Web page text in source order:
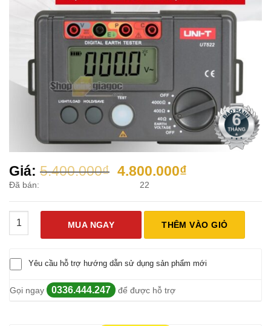
Giá: 5.400.000₫ Giá
là:
5.400.000₫.
4.800.000₫Giá
tại
là:
4.800.000₫.
Đã bán: 22
Máy Đo Điện Trở Đất UNI-T UT522 số lượng
MUA NGAY
THÊM VÀO GIỎ
Yêu cầu hỗ trợ hướng dẫn sử dụng sản phẩm mới
Gọi ngay 0336.444.247 để được hỗ trợ